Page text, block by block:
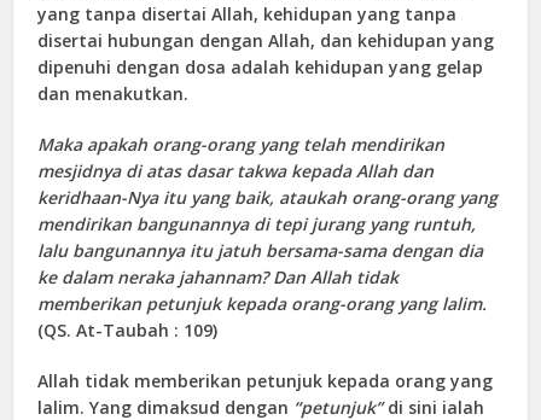
yang tanpa disertai Allah, kehidupan yang tanpa
disertai hubungan dengan Allah, dan kehidupan yang
dipenuhi dengan dosa adalah kehidupan yang gelap
dan menakutkan.
Maka apakah orang-orang yang telah mendirikan
mesjidnya di atas dasar takwa kepada Allah dan
keridhaan-Nya itu yang baik, ataukah orang-orang yang
mendirikan bangunannya di tepi jurang yang runtuh,
lalu bangunannya itu jatuh bersama-sama dengan dia
ke dalam neraka jahannam? Dan Allah tidak
memberikan petunjuk kepada orang-orang yang lalim.
(QS. At-Taubah : 109)
Allah tidak memberikan petunjuk kepada orang yang
lalim. Yang dimaksud dengan “petunjuk”di sini ialah